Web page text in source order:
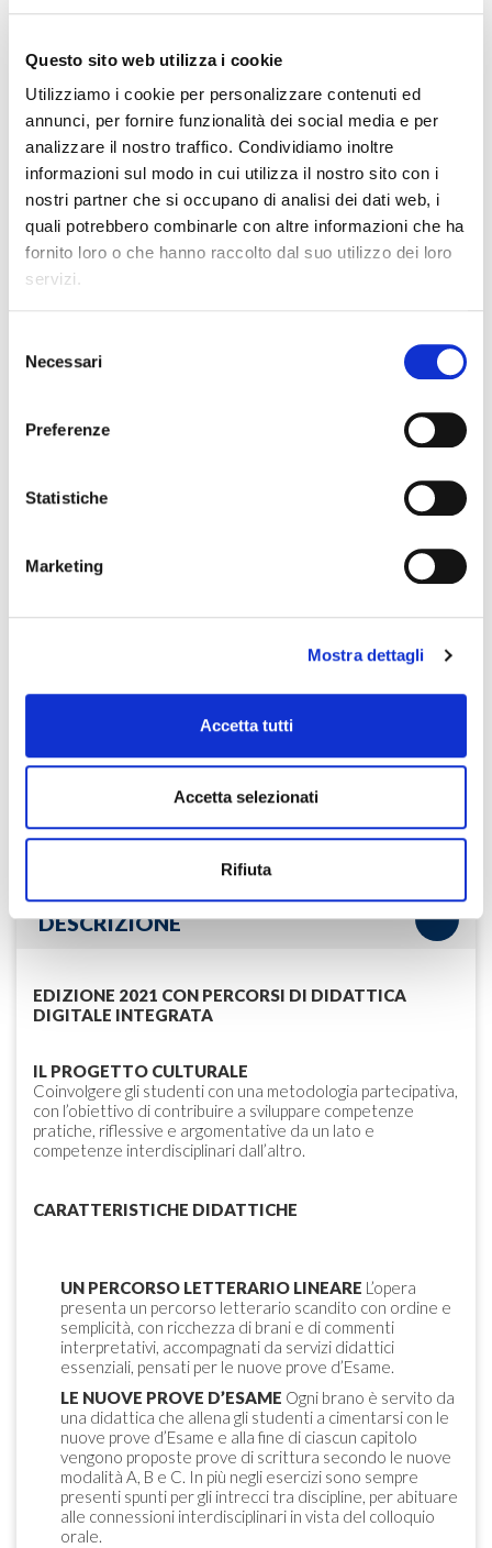
Questo sito web utilizza i cookie
Utilizziamo i cookie per personalizzare contenuti ed
annunci, per fornire funzionalità dei social media e per
analizzare il nostro traffico. Condividiamo inoltre
informazioni sul modo in cui utilizza il nostro sito con i
nostri partner che si occupano di analisi dei dati web, i
quali potrebbero combinarle con altre informazioni che ha
fornito loro o che hanno raccolto dal suo utilizzo dei loro
servizi.
delNecessari
Preferenze
Statistiche
Marketing
Mostra dettagli
Accetta tutti
Accetta selezionati
Rifiuta
M.Carlà, A.Sgroi
LETTERATURA E INTRECCI - VOL.2
ISBN 9788868896300
43,00 €
PERCORSI DI DIDATTICA DIGITALE
DESCRIZIONE
EDIZIONE 2021 CON PERCORSI DI DIDATTICA
DIGITALE INTEGRATA
IL PROGETTO CULTURALE
Coinvolgere gli studenti con una metodologia partecipativa,
con l’obiettivo di contribuire a sviluppare competenze
pratiche, riflessive e argomentative da un lato e
competenze interdisciplinari dall’altro.
CARATTERISTICHE DIDATTICHE
UN PERCORSO LETTERARIO LINEARE L’opera
presenta un percorso letterario scandito con ordine e
semplicità, con ricchezza di brani e di commenti
interpretativi, accompagnati da servizi didattici
essenziali, pensati per le nuove prove d’Esame.
LE NUOVE PROVE D’ESAME Ogni brano è servito da
una didattica che allena gli studenti a cimentarsi con le
nuove prove d’Esame e alla fine di ciascun capitolo
vengono proposte prove di scrittura secondo le nuove
modalità A, B e C. In più negli esercizi sono sempre
presenti spunti per gli intrecci tra discipline, per abituare
alle connessioni interdisciplinari in vista del colloquio
orale.